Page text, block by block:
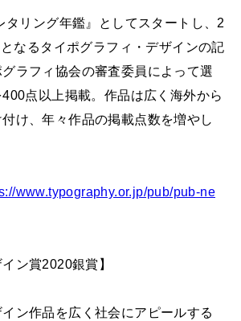
タリング年鑑』としてスタートし、2
なるタイポグラフィ・デザインの記
ラフィ協会の審査委員によって選
点以上掲載。作品は広く海外から
け、年々作品の掲載点数を増やし
www.typography.or.jp/pub/pub-ne
ン賞2020銀賞】
ン作品を広く社会にアピールする